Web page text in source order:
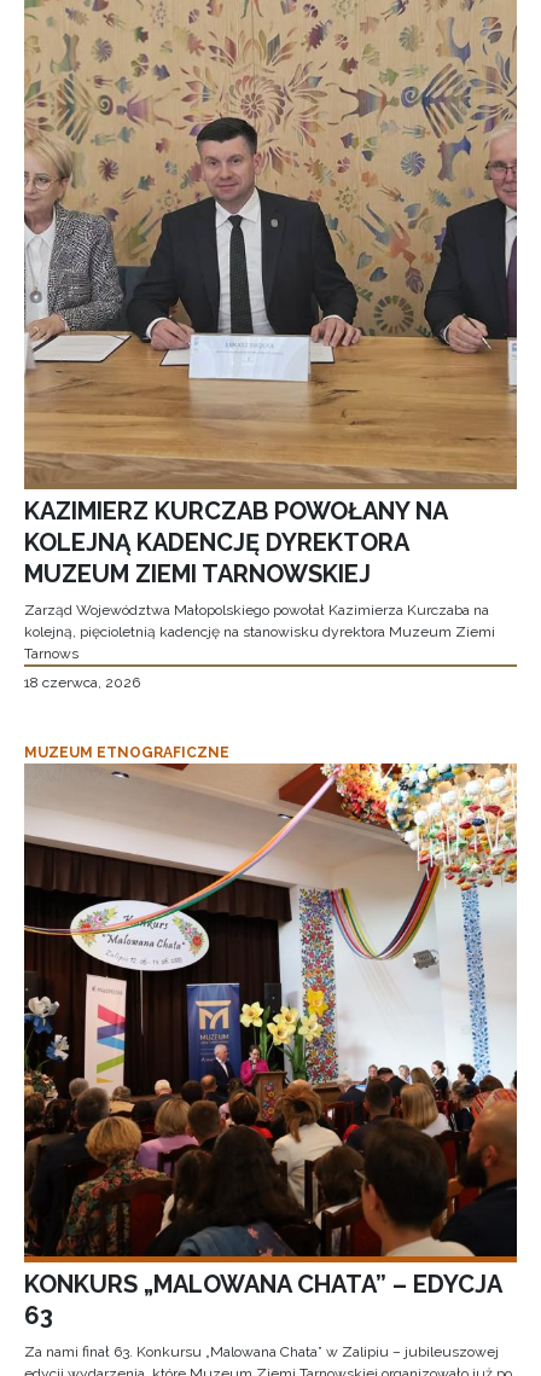
KAZIMIERZ KURCZAB POWOŁANY NA
KOLEJNĄ KADENCJĘ DYREKTORA
MUZEUM ZIEMI TARNOWSKIEJ
Zarząd Województwa Małopolskiego powołał Kazimierza Kurczaba na
kolejną, pięcioletnią kadencję na stanowisku dyrektora Muzeum Ziemi
Tarnows
18 czerwca, 2026
MUZEUM ETNOGRAFICZNE
KONKURS „MALOWANA CHATA” – EDYCJA
63
Za nami finał 63. Konkursu „Malowana Chata” w Zalipiu – jubileuszowej